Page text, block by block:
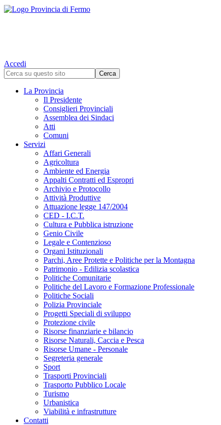
Accedi
La Provincia
Il Presidente
Consiglieri Provinciali
Assemblea dei Sindaci
Atti
Comuni
Servizi
Affari Generali
Agricoltura
Ambiente ed Energia
Appalti Contratti ed Espropri
Archivio e Protocollo
Attività Produttive
Attuazione legge 147/2004
CED - I.C.T.
Cultura e Pubblica istruzione
Genio Civile
Legale e Contenzioso
Organi Istituzionali
Parchi, Aree Protette e Politiche per la Montagna
Patrimonio - Edilizia scolastica
Politiche Comunitarie
Politiche del Lavoro e Formazione Professionale
Politiche Sociali
Polizia Provinciale
Progetti Speciali di sviluppo
Protezione civile
Risorse finanziarie e bilancio
Risorse Naturali, Caccia e Pesca
Risorse Umane - Personale
Segreteria generale
Sport
Trasporti Provinciali
Trasporto Pubblico Locale
Turismo
Urbanistica
Viabilità e infrastrutture
Contatti